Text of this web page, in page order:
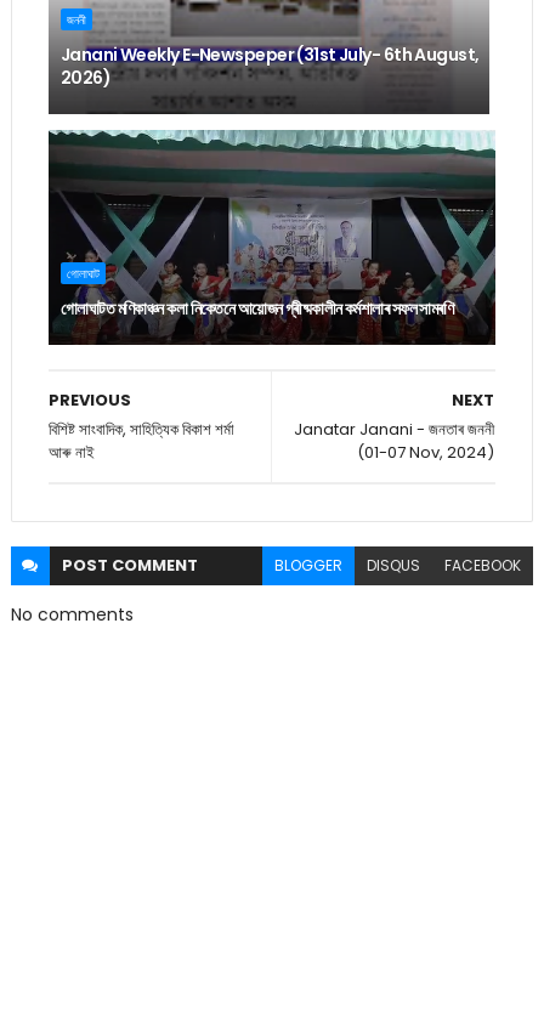
জননী
Janani Weekly E-Newspeper (31st July- 6th August,
2026)
গোলাঘাট
গোলাঘাটত মণিকাঞ্চন কলা নিকেতনে আয়োজন গ্ৰীষ্মকালীন কৰ্মশালাৰ সফল সামৰণি
NEXT
Janatar Janani - জনতাৰ জননী
(01-07 Nov, 2024)
PREVIOUS
বিশিষ্ট সাংবাদিক, সাহিত্যিক বিকাশ শৰ্মা
আৰু নাই
POST COMMENT BLOGGER DISQUS FACEBOOK
No comments